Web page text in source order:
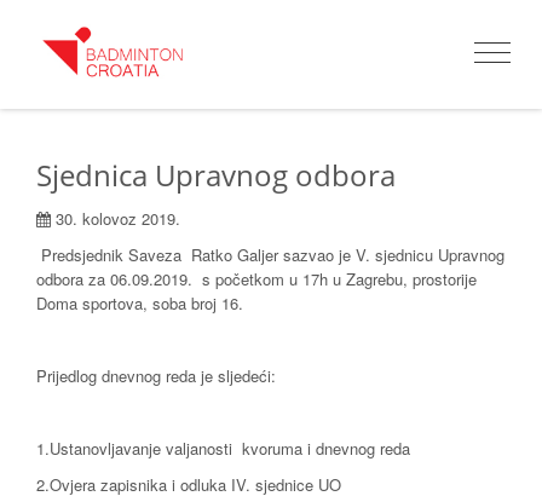
Toggle
Sjednica Upravnog odbora
30. kolovoz 2019.
Predsjednik Saveza Ratko Galjer sazvao je V. sjednicu Upravnog
odbora za 06.09.2019. s početkom u 17h u Zagrebu, prostorije
Doma sportova, soba broj 16.
Prijedlog dnevnog reda je sljedeći:
1.Ustanovljavanje valjanosti kvoruma i dnevnog reda
2.Ovjera zapisnika i odluka IV. sjednice UO